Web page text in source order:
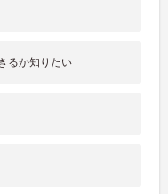
るか知りたい